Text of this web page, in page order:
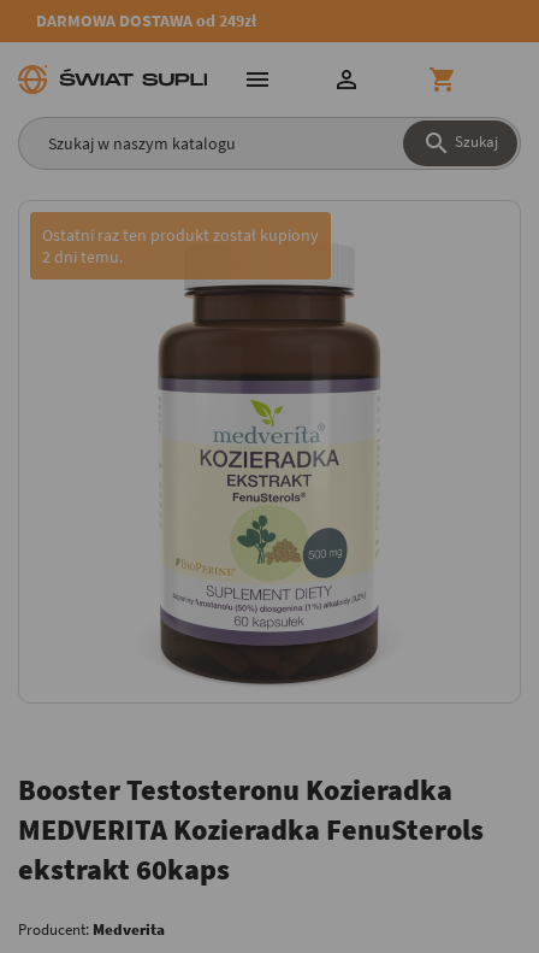
DARMOWA DOSTAWA od 249zł
 Szukaj
  
Ostatni raz ten produkt został kupiony
2 dni temu.
Booster Testosteronu Kozieradka
MEDVERITA Kozieradka FenuSterols
ekstrakt 60kaps
Producent: Medverita